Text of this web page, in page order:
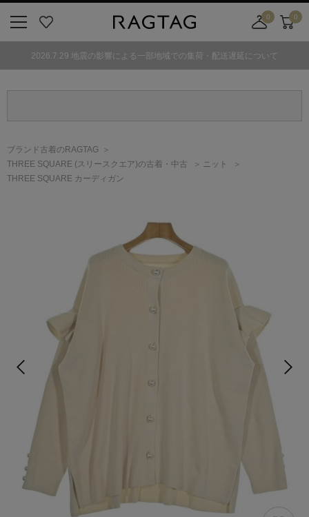
気
0
舗
カ
0
2026.7.29 地震の影響による一部地域での集荷・配送遅延について
ブランド古着のRAGTAG
THREE SQUARE (スリースクエア)の古着・中古
ニット
THREE SQUARE カーディガン